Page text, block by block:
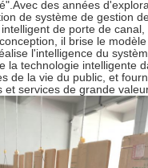
des années
de système de gestion
de porte de
il brise le
l'intelligence du
la technologie intelligente
de la vie du public, et
et services de grande